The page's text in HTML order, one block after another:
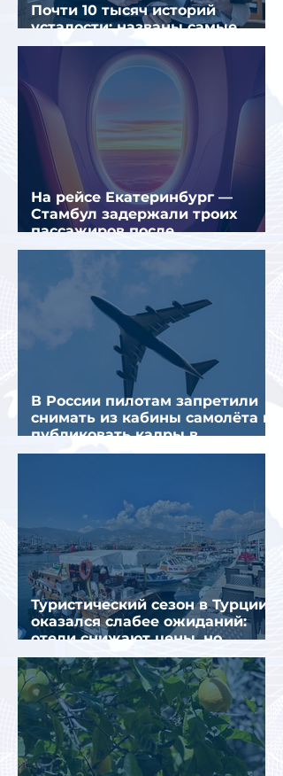
Почти 10 тысяч историй
усталости: названы самые
уставшие россияне
На рейсе Екатеринбург —
Стамбул задержали троих
пассажиров после
предполагаемой серии краж
В России пилотам запретили
снимать из кабины самолёта и
публиковать кадры в
интернете
Туристический сезон в Турции
оказался слабее ожиданий:
отели снижают цены, но
загрузка остается низкой